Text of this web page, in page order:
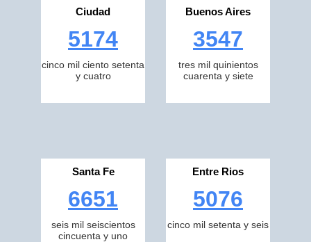
Ciudad
5174
cinco mil ciento setenta
y cuatro
Buenos Aires
3547
tres mil quinientos
cuarenta y siete
Santa Fe
6651
seis mil seiscientos
cincuenta y uno
Entre Rios
5076
cinco mil setenta y seis